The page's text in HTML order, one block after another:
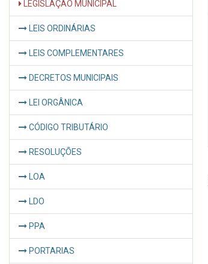
LEGISLAÇÃO MUNICIPAL
LEIS ORDINÁRIAS
LEIS COMPLEMENTARES
DECRETOS MUNICIPAIS
LEI ORGÂNICA
CÓDIGO TRIBUTÁRIO
RESOLUÇÕES
LOA
LDO
PPA
PORTARIAS